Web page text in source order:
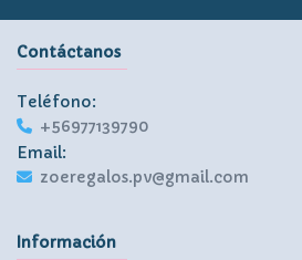
Contáctanos
Teléfono:
+56977139790
Email:
zoeregalos.pv@gmail.com
Información